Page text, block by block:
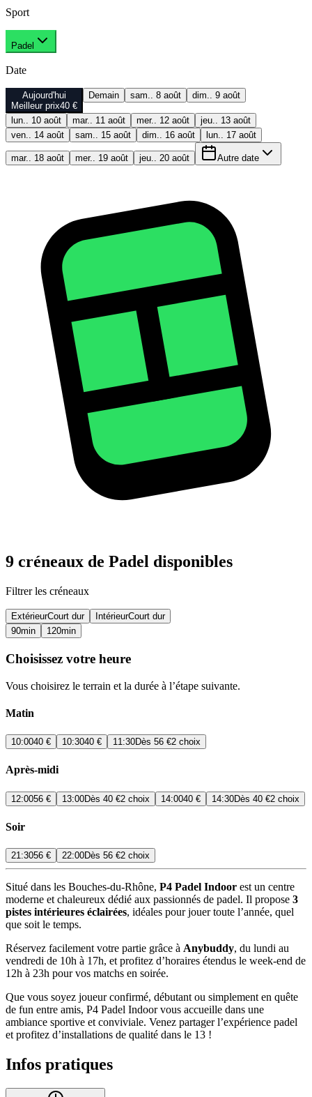
Sport
Padel
Date
Aujourd'hui
Meilleur prix40 €
Demain sam.. 8 août dim.. 9 août
lun.. 10 août mar.. 11 août mer.. 12 août
jeu.. 13 août
ven.. 14 août
sam.. 15 août dim.. 16 août lun.. 17 août
mar.. 18 août mer.. 19 août jeu.. 20 août Autre date
9 créneaux de Padel disponibles
Filtrer les créneaux
ExtérieurCourt dur IntérieurCourt dur
90min 120min
Choisissez votre heure
Vous choisirez le terrain et la durée à l’étape suivante.
Matin
10:0040 € 10:3040 € 11:30Dès 56 €2 choix
Après-midi
12:0056 € 13:00Dès 40 €2 choix 14:0040 € 14:30Dès 40 €2 choix
Soir
21:3056 € 22:00Dès 56 €2 choix
Situé dans les Bouches-du-Rhône, P4 Padel Indoor est un centre
moderne et chaleureux dédié aux passionnés de padel. Il propose 3
pistes intérieures éclairées, idéales pour jouer toute l’année, quel
que soit le temps.
Réservez facilement votre partie grâce à Anybuddy, du lundi au
vendredi de 10h à 17h, et profitez d’horaires étendus le week-end de
12h à 23h pour vos matchs en soirée.
Que vous soyez joueur confirmé, débutant ou simplement en quête
de fun entre amis, P4 Padel Indoor vous accueille dans une
ambiance sportive et conviviale. Venez partager l’expérience padel
et profitez d’installations de qualité dans le 13 !
Infos pratiques